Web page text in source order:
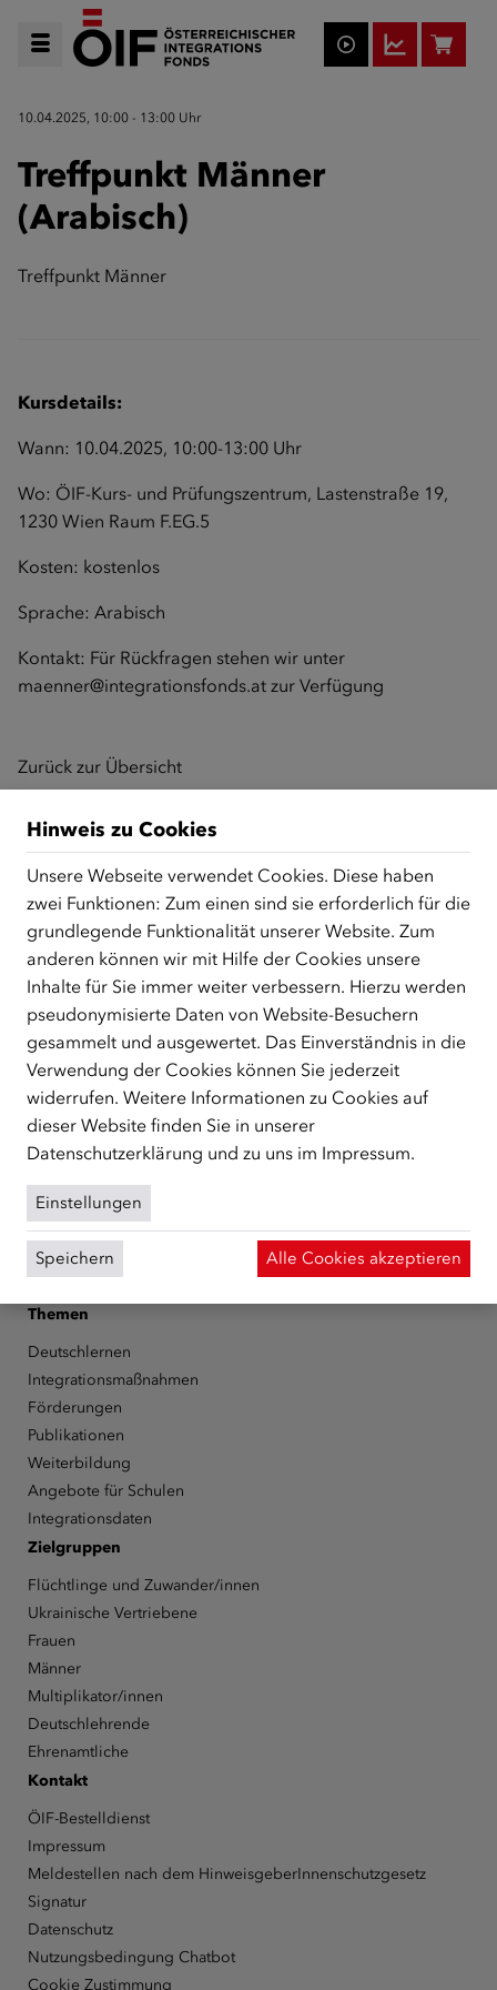
10.04.2025, 10:00 - 13:00 Uhr
Treffpunkt Männer
(Arabisch)
Treffpunkt Männer
Kursdetails:
Wann: 10.04.2025, 10:00-13:00 Uhr
Wo: ÖIF-Kurs- und Prüfungszentrum, Lastenstraße 19,
1230 Wien Raum F.EG.5
Kosten: kostenlos
Sprache: Arabisch
Kontakt: Für Rückfragen stehen wir unter
maenner@integrationsfonds.at zur Verfügung
Zurück zur Übersicht
ÜBER UNS
Der Österreichische Integrationsfonds (ÖIF) ist ein Fonds der
Republik Österreich, der Flüchtlinge, subsidiär
Schutzberechtigte, Vertriebene sowie Zuwander/innen als
zentrale Anlaufstelle bei der Integration in Österreich
unterstützt.
mehr
FacebookYouTubeInstagramLinkedIn
Über den ÖIF
Der Österreichische Integrationsfonds (ÖIF)
Presse
Informationen erhalten
Karriere
Themen
Deutschlernen
Integrationsmaßnahmen
Förderungen
Publikationen
Weiterbildung
Angebote für Schulen
Integrationsdaten
Zielgruppen
Flüchtlinge und Zuwander/innen
Ukrainische Vertriebene
Frauen
Männer
Multiplikator/innen
Deutschlehrende
Ehrenamtliche
Kontakt
ÖIF-Bestelldienst
Impressum
Meldestellen nach dem HinweisgeberInnenschutzgesetz
Signatur
Datenschutz
Nutzungsbedingung Chatbot
Cookie Zustimmung
Hinweis zu Cookies
Unsere Webseite verwendet Cookies. Diese haben
zwei Funktionen: Zum einen sind sie erforderlich für die
grundlegende Funktionalität unserer Website. Zum
anderen können wir mit Hilfe der Cookies unsere
Inhalte für Sie immer weiter verbessern. Hierzu werden
pseudonymisierte Daten von Website-Besuchern
gesammelt und ausgewertet. Das Einverständnis in die
Verwendung der Cookies können Sie jederzeit
widerrufen. Weitere Informationen zu Cookies auf
dieser Website finden Sie in unserer
Datenschutzerklärung und zu uns im Impressum.
Einstellungen
Speichern Alle Cookies akzeptieren